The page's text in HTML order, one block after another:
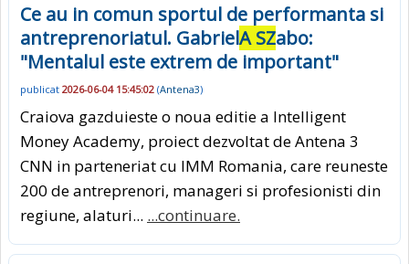
Ce au in comun sportul de performanta si
antreprenoriatul. GabrielA SZabo:
"Mentalul este extrem de important"
publicat 2026-06-04 15:45:02 (Antena3)
Craiova gazduieste o noua editie a Intelligent
Money Academy, proiect dezvoltat de Antena 3
CNN in parteneriat cu IMM Romania, care reuneste
200 de antreprenori, manageri si profesionisti din
regiune, alaturi... ...continuare.